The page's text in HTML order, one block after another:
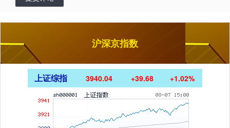
沪深京指数
上证综指 3940.04 +39.68 +1.02%